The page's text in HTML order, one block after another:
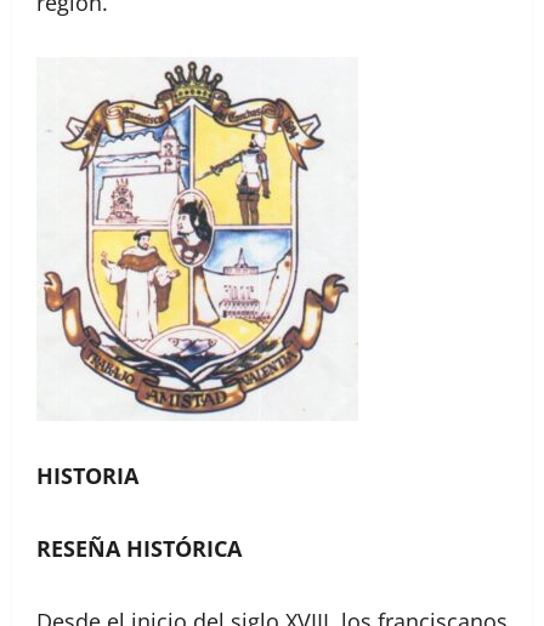
HISTORIA
RESEÑA HISTÓRICA